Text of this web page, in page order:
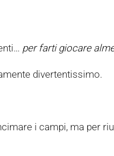
per farti giocare
divertentissimo.
i campi, ma per